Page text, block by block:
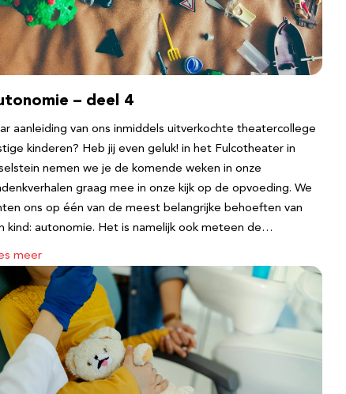
– deel 4
aanleiding van ons inmiddels uitverkochte theatercollege
kinderen? Heb jij even geluk! in het Fulcotheater in
nemen we je de komende weken in onze
graag mee in onze kijk op de opvoeding. We
ons op één van de meest belangrijke behoeften van
kind: autonomie. Het is namelijk ook meteen de…
meer